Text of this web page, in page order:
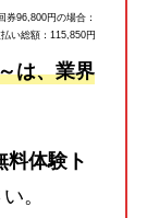
96,800円の場合：
い総額：115,850円
は、業界
料体験ト
。